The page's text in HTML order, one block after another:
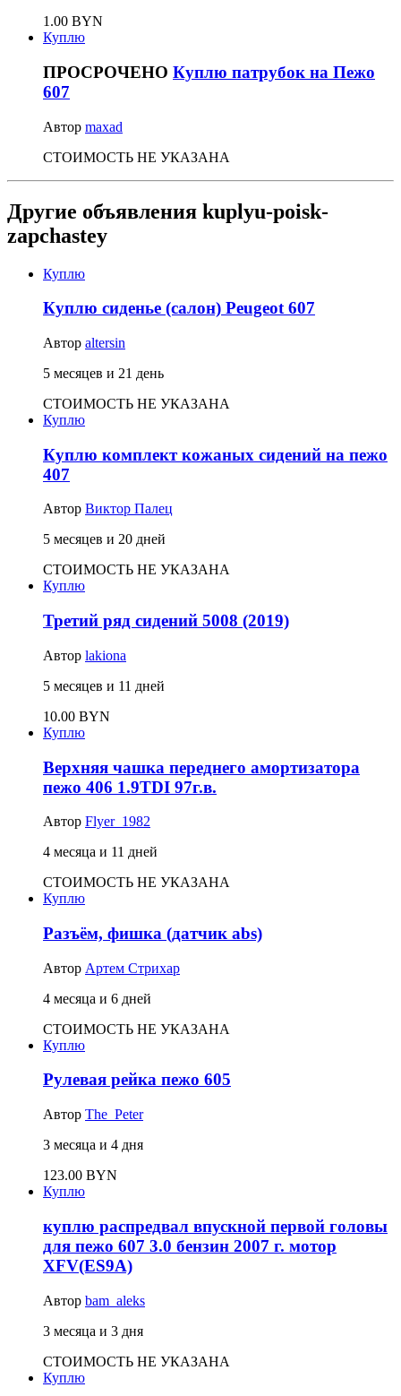
1.00 BYN
Куплю
ПРОСРОЧЕНО Куплю патрубок на Пежо
607
Автор maxad
СТОИМОСТЬ НЕ УКАЗАНА
Другие объявления kuplyu-poisk-
zapchastey
Куплю
Куплю сиденье (салон) Peugeot 607
Автор altersin
5 месяцев и 21 день
СТОИМОСТЬ НЕ УКАЗАНА
Куплю
Куплю комплект кожаных сидений на пежо
407
Автор Виктор Палец
5 месяцев и 20 дней
СТОИМОСТЬ НЕ УКАЗАНА
Куплю
Третий ряд сидений 5008 (2019)
Автор lakiona
5 месяцев и 11 дней
10.00 BYN
Куплю
Верхняя чашка переднего амортизатора
пежо 406 1.9TDI 97г.в.
Автор Flyer_1982
4 месяца и 11 дней
СТОИМОСТЬ НЕ УКАЗАНА
Куплю
Разъём, фишка (датчик abs)
Автор Артем Стрихар
4 месяца и 6 дней
СТОИМОСТЬ НЕ УКАЗАНА
Куплю
Рулевая рейка пежо 605
Автор The_Peter
3 месяца и 4 дня
123.00 BYN
Куплю
куплю распредвал впускной первой головы
для пежо 607 3.0 бензин 2007 г. мотор
XFV(ES9A)
Автор bam_aleks
3 месяца и 3 дня
СТОИМОСТЬ НЕ УКАЗАНА
Куплю